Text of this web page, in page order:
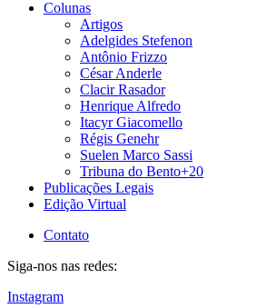
Colunas
Artigos
Adelgides Stefenon
Antônio Frizzo
César Anderle
Clacir Rasador
Henrique Alfredo
Itacyr Giacomello
Régis Genehr
Suelen Marco Sassi
Tribuna do Bento+20
Publicações Legais
Edição Virtual
Contato
Siga-nos nas redes:
Instagram